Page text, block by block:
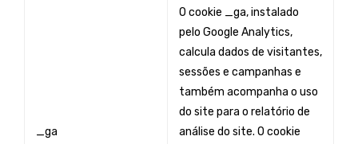
_ga
O cookie _ga, instalado
pelo Google Analytics,
calcula dados de visitantes,
sessões e campanhas e
também acompanha o uso
do site para o relatório de
análise do site. O cookie